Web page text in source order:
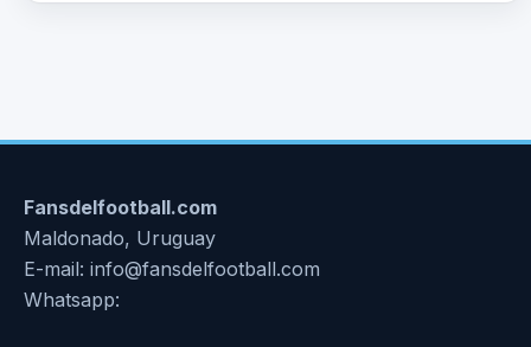
Fansdelfootball.com
Maldonado, Uruguay
E-mail: info@fansdelfootball.com
Whatsapp: